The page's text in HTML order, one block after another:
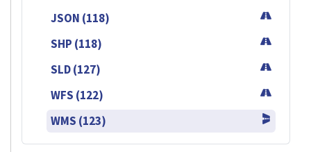
JSON (118)
SHP (118)
SLD (127)
WFS (122)
WMS (123)